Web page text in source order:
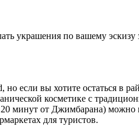
украшения по вашему
если вы хотите остаться в
косметике с
20 минут от Джимбарана)
для туристов.